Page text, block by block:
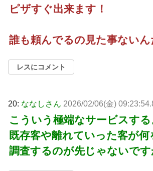
ピザすぐ出来ます！
誰も頼んでるの見た事ない
レスにコメント
20: ななしさん 2026/02/06(金)
こういう極端なサービスする
既存客や離れていった客が
調査するのが先じゃないです